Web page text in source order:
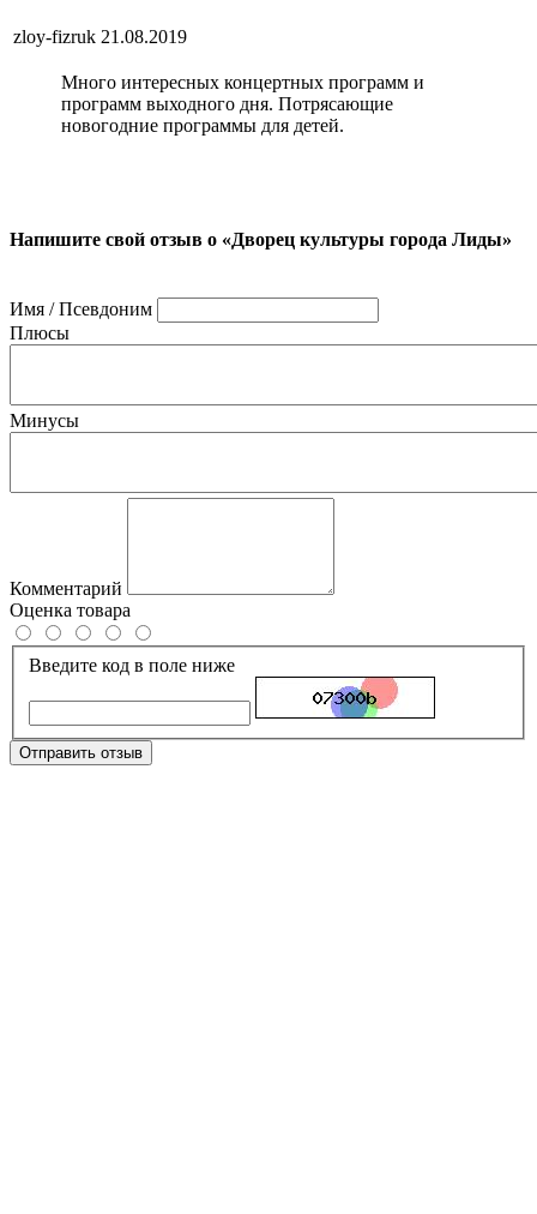
zloy-fizruk 21.08.2019
Много интересных концертных программ и
программ выходного дня. Потрясающие
новогодние программы для детей.
Напишите свой отзыв о «Дворец культуры города Лиды»
Имя / Псевдоним
Плюсы
Минусы
Комментарий
Оценка товара
Введите код в поле ниже
Отправить отзыв